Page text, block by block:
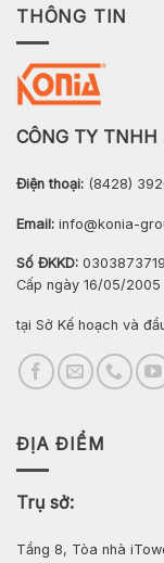
THÔNG TIN
CÔNG TY TNHH
Điện thoại: (8428)
Email: info@konia-
Số ĐKKD: 0303873719
Cấp ngày 16/05/2005
tại Sở Kế hoạch và
ĐỊA ĐIỂM
Trụ sở:
Tầng 8, Tòa nhà